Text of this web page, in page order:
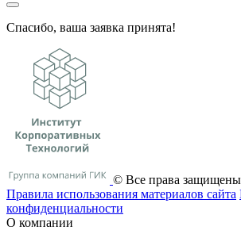
Спасибо, ваша заявка принята!
© Все права
Правила использования материалов сайта
конфиденциальности
О компании